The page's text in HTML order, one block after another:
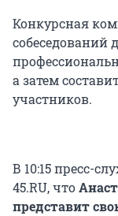
Конкурсная
собеседований
а затем
участников.
В 10:15 пресс-
45.RU, что
представит